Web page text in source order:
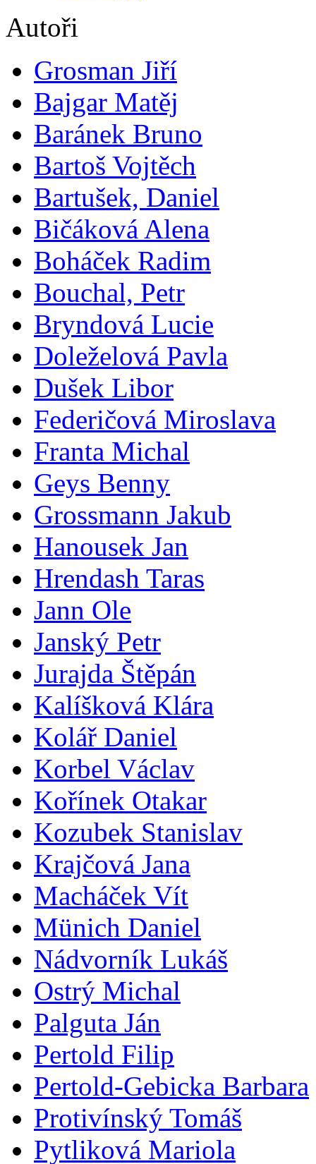
Autoři
Grosman Jiří
Bajgar Matěj
Baránek Bruno
Bartoš Vojtěch
Bartušek, Daniel
Bičáková Alena
Boháček Radim
Bouchal, Petr
Bryndová Lucie
Doleželová Pavla
Dušek Libor
Federičová Miroslava
Franta Michal
Geys Benny
Grossmann Jakub
Hanousek Jan
Hrendash Taras
Jann Ole
Janský Petr
Jurajda Štěpán
Kalíšková Klára
Kolář Daniel
Korbel Václav
Kořínek Otakar
Kozubek Stanislav
Krajčová Jana
Macháček Vít
Münich Daniel
Nádvorník Lukáš
Ostrý Michal
Palguta Ján
Pertold Filip
Pertold-Gebicka Barbara
Protivínský Tomáš
Pytliková Mariola